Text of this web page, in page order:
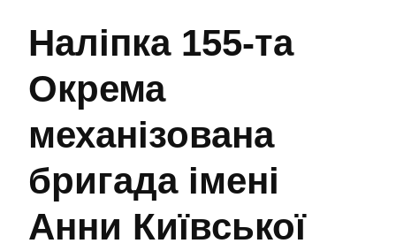
Наліпка 155-та
Окрема
механізована
бригада імені
Анни Київської